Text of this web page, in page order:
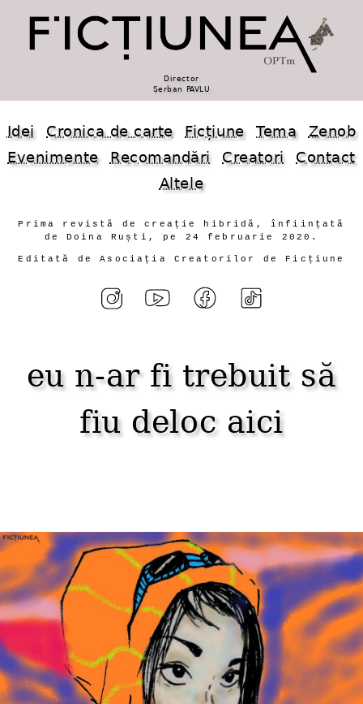
Director
Șerban PAVLU
Idei Cronica de carte Ficțiune Tema
Zenob
Evenimente
Recomandări Creatori
Contact
Altele
Prima revistă de creație hibridă, înființată
de Doina Ruști, pe 24 februarie 2020.
Editată de Asociația Creatorilor de Ficțiune
eu n-ar fi trebuit să
fiu deloc aici